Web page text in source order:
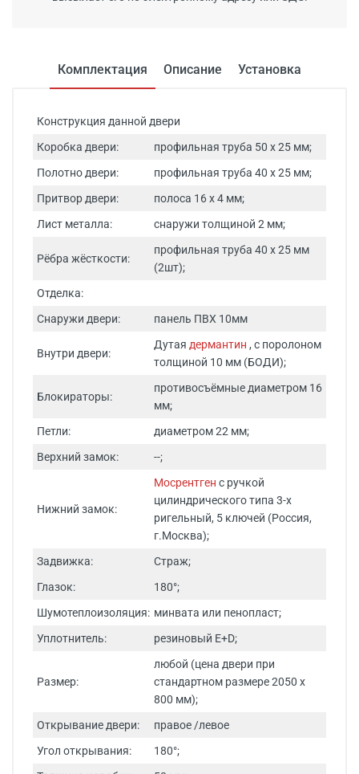
Комплектация Описание Установка
Конструкция данной двери
Коробка двери:
профильная труба 50 х 25 мм;
Полотно двери:
профильная труба 40 х 25 мм;
Притвор двери:
полоса 16 х 4 мм;
Лист металла:
снаружи толщиной 2 мм;
Рёбра жёсткости:
профильная труба 40 х 25 мм
(2шт);
Отделка:
Снаружи двери:
панель ПВХ 10мм
Внутри двери:
Дутая дермантин , с поролоном
толщиной 10 мм (БОДИ);
Блокираторы:
противосъёмные диаметром 16
мм;
Петли:
диаметром 22 мм;
Верхний замок:
--;
Нижний замок:
Мосрентген с ручкой
цилиндрического типа 3-х
ригельный, 5 ключей (Россия,
г.Москва);
Задвижка:
Страж;
Глазок:
180°;
Шумотеплоизоляция: минвата или пенопласт;
Уплотнитель:
резиновый E+D;
Размер:
любой (цена двери при
стандартном размере 2050 х
800 мм);
Открывание двери:
правое /левое
Угол открывания:
180°;